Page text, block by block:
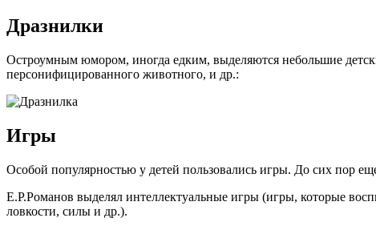
Дразнилки
Остроумным юмором, иногда едким, выделяются небольшие
персонифицированного животного, и др.:
Игры
Особой популярностью у детей пользовались игры. До сих пор
Е.Р.Романов выделял интеллектуальные игры (игры, которые
ловкости, силы и др.).